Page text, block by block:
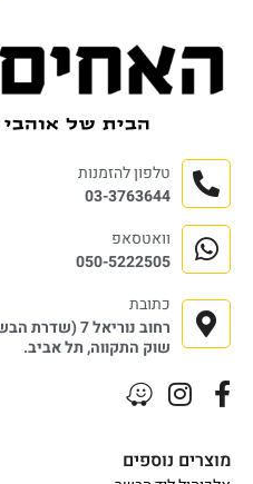
מוצרים נוספים
טלפון להזמנות
03-3763644
וואטסאפ
050-5222505
כתובת
רחוב נוריאל 7 (שדרת הבשר)
שוק התקווה, תל אביב.